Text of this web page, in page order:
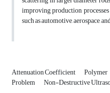
improving production
such as automotive, aerospace,
Attenuation Coefficient Polymer
Problem Non-Destructive